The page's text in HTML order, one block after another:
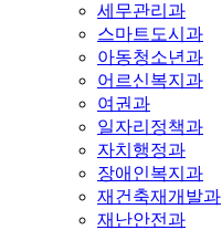
세무관리과
스마트도시과
아동청소년과
어르신복지과
여권과
일자리정책과
자치행정과
장애인복지과
재건축재개발과
재난안전과